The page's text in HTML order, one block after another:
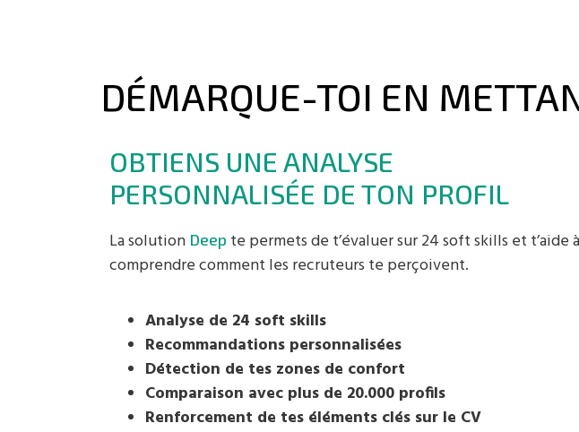
DÉMARQUE-TOI EN
OBTIENS UNE ANALYSE
PERSONNALISÉE DE TON PROFIL
La solution Deep te permets de t’évaluer sur 24 soft skills et t’aide à
comprendre comment les recruteurs te perçoivent.
Analyse de 24 soft skills
Recommandations personnalisées
Détection de tes zones de confort
Comparaison avec plus de 20.000 profils
Renforcement de tes éléments clés sur le CV